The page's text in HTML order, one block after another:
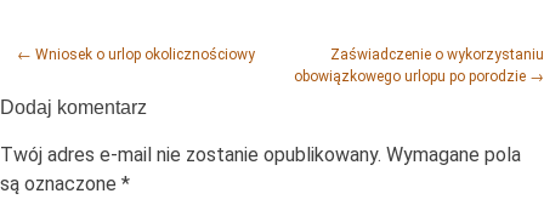
Post navigation
← Wniosek o urlop okolicznościowy
Zaświadczenie o wykorzystaniu
obowiązkowego urlopu po porodzie →
Dodaj komentarz
Twój adres e-mail nie zostanie opublikowany. Wymagane pola
są oznaczone *